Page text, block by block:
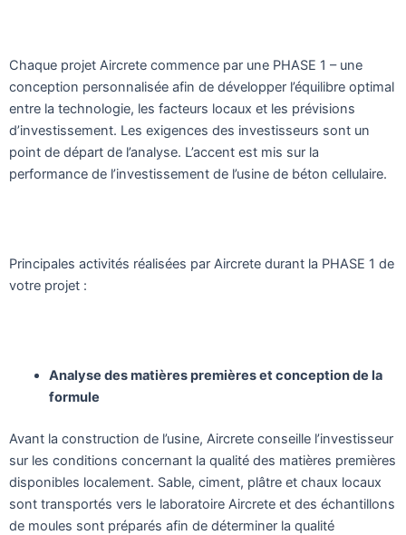
Chaque projet Aircrete commence par une PHASE 1 – une
conception personnalisée afin de développer l’équilibre optimal
entre la technologie, les facteurs locaux et les prévisions
d’investissement. Les exigences des investisseurs sont un
point de départ de l’analyse. L’accent est mis sur la
performance de l’investissement de l’usine de béton cellulaire.
Principales activités réalisées par Aircrete durant la PHASE 1 de
votre projet :
Analyse des matières premières et conception de la
formule
Avant la construction de l’usine, Aircrete conseille l’investisseur
sur les conditions concernant la qualité des matières premières
disponibles localement. Sable, ciment, plâtre et chaux locaux
sont transportés vers le laboratoire Aircrete et des échantillons
de moules sont préparés afin de déterminer la qualité